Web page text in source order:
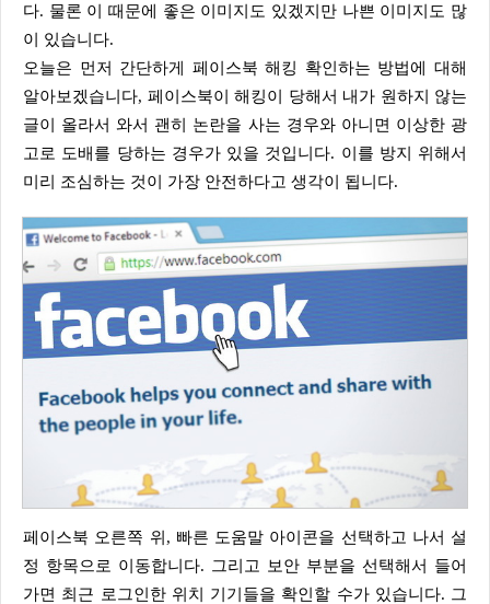
다. 물론 이 때문에 좋은 이미지도 있겠지만 나쁜 이미지도 많
이 있습니다.
오늘은 먼저 간단하게 페이스북 해킹 확인하는 방법에 대해
알아보겠습니다, 페이스북이 해킹이 당해서 내가 원하지 않는
글이 올라서 와서 괜히 논란을 사는 경우와 아니면 이상한 광
고로 도배를 당하는 경우가 있을 것입니다. 이를 방지 위해서
미리 조심하는 것이 가장 안전하다고 생각이 됩니다.
페이스북 오른쪽 위, 빠른 도움말 아이콘을 선택하고 나서 설
정 항목으로 이동합니다. 그리고 보안 부분을 선택해서 들어
가면 최근 로그인한 위치 기기들을 확인할 수가 있습니다. 그